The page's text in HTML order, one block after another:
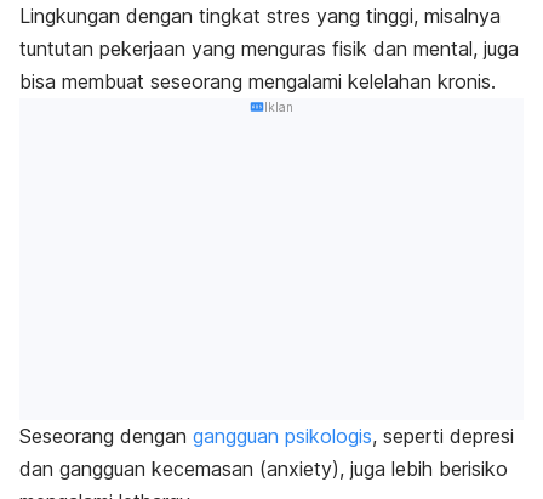
Lingkungan dengan tingkat stres yang tinggi, misalnya
tuntutan pekerjaan yang menguras fisik dan mental, juga
bisa membuat seseorang mengalami kelelahan kronis.
Iklan
Seseorang dengan gangguan psikologis, seperti depresi
dan gangguan kecemasan (anxiety), juga lebih berisiko